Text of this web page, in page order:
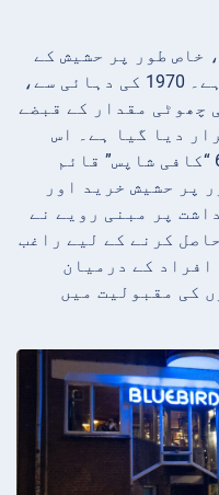
خاص طور پر حشیش کے
بارے میں ایک مخصوص پالیسی ہے۔ 1970 کی دہائی سے،
چھوٹی مقدار کے قبضے
دیا گیا ہے۔ اس
پالیسی کی وجہ سے تقریباً 600 “کافی شاپس” قائم
پر حشیش خرید اور
پر مبنی رویے نے
کرنے کے لیے راغب
افراد کے درمیان
کی مقبولیت میں